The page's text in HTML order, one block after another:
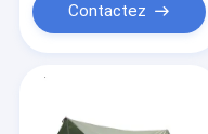
Contactez